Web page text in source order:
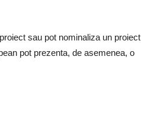
sau pot nominaliza un proiect
pot prezenta, de asemenea, o